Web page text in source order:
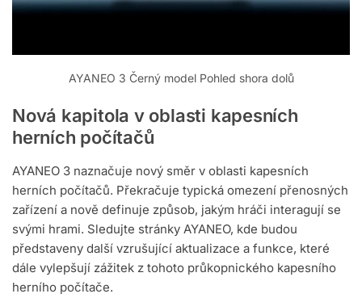
AYANEO 3 Černý model Pohled shora dolů
Nová kapitola v oblasti kapesních
herních počítačů
AYANEO 3 naznačuje nový směr v oblasti kapesních
herních počítačů. Překračuje typická omezení přenosných
zařízení a nově definuje způsob, jakým hráči interagují se
svými hrami. Sledujte stránky AYANEO, kde budou
představeny další vzrušující aktualizace a funkce, které
dále vylepšují zážitek z tohoto průkopnického kapesního
herního počítače.